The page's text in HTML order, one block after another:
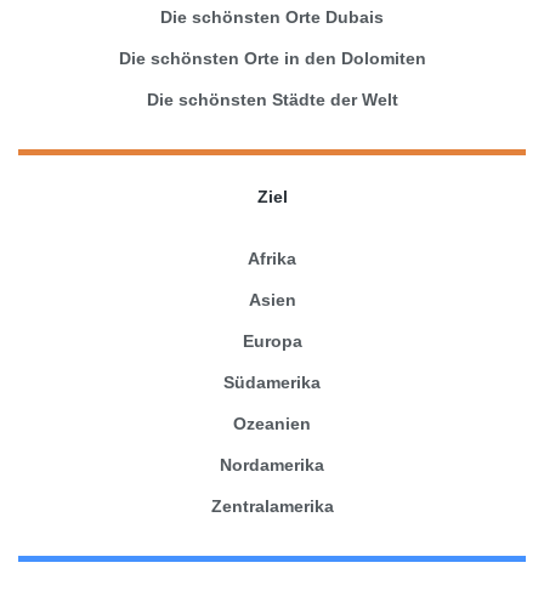
Die schönsten Orte Dubais
Die schönsten Orte in den Dolomiten
Die schönsten Städte der Welt
Ziel
Afrika
Asien
Europa
Südamerika
Ozeanien
Nordamerika
Zentralamerika